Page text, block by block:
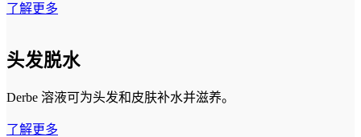
了解更多
头发脱水
Derbe 溶液可为头发和皮肤补水并滋养。
了解更多